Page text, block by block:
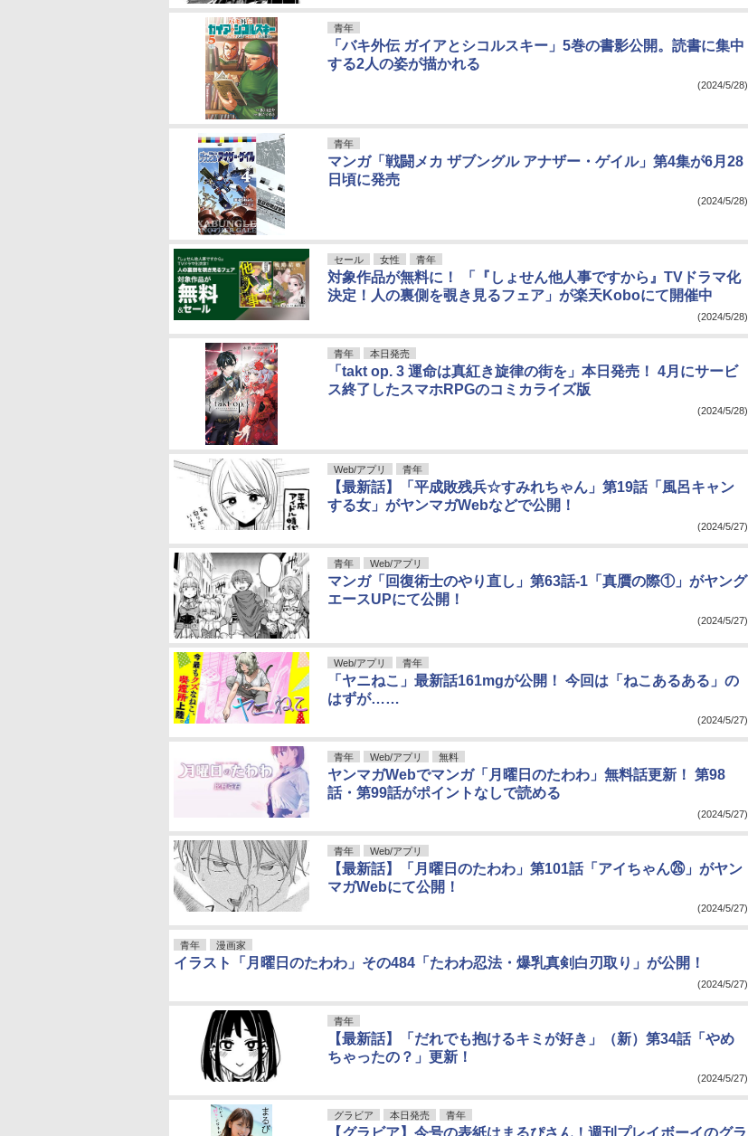
青年
「バキ外伝 ガイアとシコルスキー」5巻の書影公開。読書に集中
する2人の姿が描かれる
(2024/5/28)
青年
マンガ「戦闘メカ ザブングル アナザー・ゲイル」第4集が6月28
日頃に発売
(2024/5/28)
セール 女性 青年
対象作品が無料に！ 「『しょせん他人事ですから』TVドラマ化
決定！人の裏側を覗き見るフェア」が楽天Koboにて開催中
(2024/5/28)
青年 本日発売
「takt op. 3 運命は真紅き旋律の街を」本日発売！ 4月にサービ
ス終了したスマホRPGのコミカライズ版
(2024/5/28)
Web/アプリ 青年
【最新話】「平成敗残兵☆すみれちゃん」第19話「風呂キャン
する女」がヤンマガWebなどで公開！
(2024/5/27)
青年 Web/アプリ
マンガ「回復術士のやり直し」第63話-1「真贋の際①」がヤング
エースUPにて公開！
(2024/5/27)
Web/アプリ 青年
「ヤニねこ」最新話161mgが公開！ 今回は「ねこあるある」の
はずが……
(2024/5/27)
青年 Web/アプリ 無料
ヤンマガWebでマンガ「月曜日のたわわ」無料話更新！ 第98
話・第99話がポイントなしで読める
(2024/5/27)
青年 Web/アプリ
【最新話】「月曜日のたわわ」第101話「アイちゃん㉖」がヤン
マガWebにて公開！
(2024/5/27)
青年 漫画家
イラスト「月曜日のたわわ」その484「たわわ忍法・爆乳真剣白刃取り」が公開！
(2024/5/27)
青年
【最新話】「だれでも抱けるキミが好き」（新）第34話「やめ
ちゃったの？」更新！
(2024/5/27)
グラビア 本日発売 青年
【グラビア】今号の表紙はまるぴさん！週刊プレイボーイのグラ